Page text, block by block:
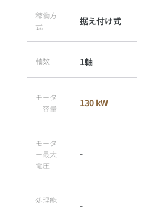
稼働方
式
据え付け式
軸数 1軸
モータ
ー容量
130 kW
モータ
ー最大
電圧
-
処理能